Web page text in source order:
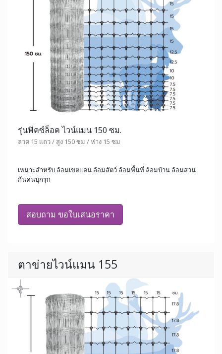
รุ่นฟิคซ์ล็อค ไวน์แมน 150 ซม.
ลวด 15 แถว / สูง 150 ซม / ห่าง 15 ซม
เหมาะสำหรับ ล้อมเขตแดน ล้อมสัตว์ ล้อมพื้นที่ ล้อมบ้าน ล้อมสวน
กันคนบุกรุก
สอบถาม ขอใบเสนอราคา
ตาข่ายไวน์แมน 155